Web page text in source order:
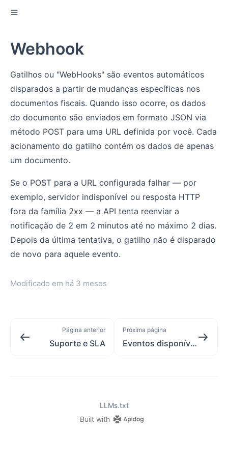
Webhook
Gatilhos ou "WebHooks" são eventos automáticos
disparados a partir de mudanças específicas nos
documentos fiscais. Quando isso ocorre, os dados
do documento são enviados em formato JSON via
método POST para uma URL definida por você. Cada
acionamento do gatilho contém os dados de apenas
um documento.
Se o POST para a URL configurada falhar — por
exemplo, servidor indisponível ou resposta HTTP
fora da família 2xx — a API tenta reenviar a
notificação de 2 em 2 minutos até no máximo 2 dias.
Depois da última tentativa, o gatilho não é disparado
de novo para aquele evento.
Modificado em há 3 meses
Página anterior
Suporte e SLA
Próxima página
Eventos disponíves
LLMs.txt
Built with